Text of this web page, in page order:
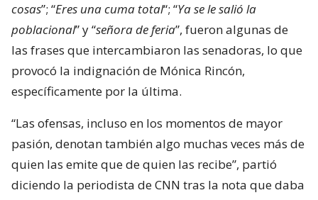
cosas”; “Eres una cuma total“; “Ya se le salió la
poblacional” y “señora de feria”, fueron algunas de
las frases que intercambiaron las senadoras, lo que
provocó la indignación de Mónica Rincón,
específicamente por la última.
“Las ofensas, incluso en los momentos de mayor
pasión, denotan también algo muchas veces más de
quien las emite que de quien las recibe”, partió
diciendo la periodista de CNN tras la nota que daba